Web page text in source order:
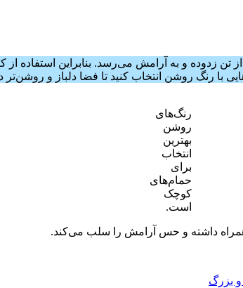
زدوده و به آرامش می‌رسد. بنابراین استفاده از
با رنگ روشن انتخاب کنید تا فضا دلباز و روشن‌تر
رنگ‌های
روشن
بهترین
انتخاب
برای
حمام‌های
کوچک
است.
همراه داشته و حس آرامش را سلب می‌کند.